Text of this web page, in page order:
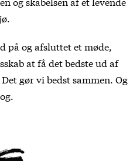
på og afsluttet et møde,
at få det bedste ud af
gør vi bedst sammen. Og